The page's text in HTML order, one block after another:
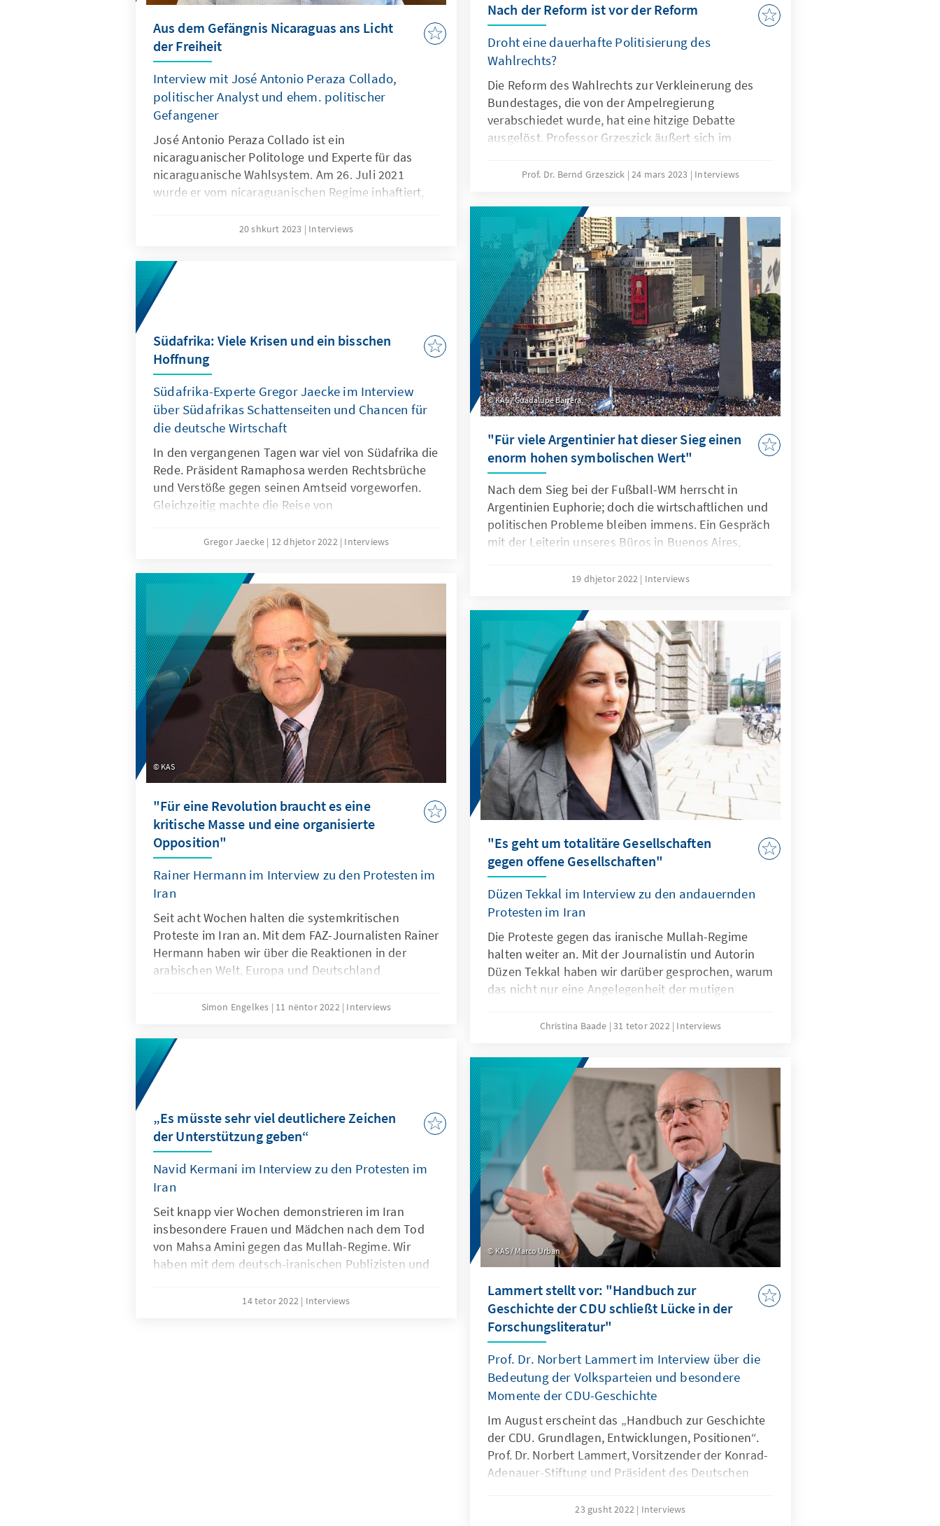
Nach der Reform ist vor der Reform
Droht eine dauerhafte Politisierung des
Wahlrechts?
Die Reform des Wahlrechts zur Verkleinerung des
Bundestages, die von der Ampelregierung
verabschiedet wurde, hat eine hitzige Debatte
ausgelöst. Professor Grzeszick äußert sich im
ob wir uns auf „amerikanische Verhältnisse“
Prof. Dr. Bernd Grzeszick 24 mars 2023 Interviews
Aus dem Gefängnis Nicaraguas ans Licht
der Freiheit
Interview mit José Antonio Peraza Collado,
politischer Analyst und ehem. politischer
Gefangener
José Antonio Peraza Collado ist ein
nicaraguanischer Politologe und Experte für das
nicaraguanische Wahlsystem. Am 26. Juli 2021
wurde er vom nicaraguanischen Regime inhaftiert,
teilgenommen hatte, in der er die politische Lage in
politischen Gefangenen, die am 9. Februar
freigelassen und in die USA abgeschoben wurden.
Die KAS Costa Rica hat ihn nach seiner Freilassung
Gaiser, Leiterin der KAS in Costa Rica und Sergio
Araya, Projektmanager der KAS Costa Rica.
20 shkurt 2023 Interviews
KAS / Guadalupe Barrera
"Für viele Argentinier hat dieser Sieg einen
enorm hohen symbolischen Wert"
Nach dem Sieg bei der Fußball-WM herrscht in
Argentinien Euphorie; doch die wirtschaftlichen und
politischen Probleme bleiben immens. Ein Gespräch
mit der Leiterin unseres Büros in Buenos Aires,
19 dhjetor 2022 Interviews
Südafrika: Viele Krisen und ein bisschen
Hoffnung
Südafrika-Experte Gregor Jaecke im Interview
über Südafrikas Schattenseiten und Chancen für
die deutsche Wirtschaft
In den vergangenen Tagen war viel von Südafrika die
Rede. Präsident Ramaphosa werden Rechtsbrüche
und Verstöße gegen seinen Amtseid vorgeworfen.
Gleichzeitig machte die Reise von
Stellung als führende Wirtschaftsmacht auf dem
verbundene Hoffnung, grüne Energieträger
zugunsten des Kontinents und auch Deutschlands
massiv auszubauen. Wir sprechen mit Gregor
Jaecke, der in Kürze als Auslandsmitarbeiter der
Konrad-Adenauer-Stiftung seinen Posten in der
Republik Südafrika antreten wird, und nutzen die
Gelegenheit, um über die allgemeine politische und
sozioökonomische Lage sowie über die zahlreichen
Herausforderungen, denen das Land am Kap
gegenübersteht, zu reden.
Gregor Jaecke 12 dhjetor 2022 Interviews
KAS
"Für eine Revolution braucht es eine
kritische Masse und eine organisierte
Opposition"
Rainer Hermann im Interview zu den Protesten im
Iran
Seit acht Wochen halten die systemkritischen
Proteste im Iran an. Mit dem FAZ-Journalisten Rainer
Hermann haben wir über die Reaktionen in der
arabischen Welt, Europa und Deutschland
Bundesregierung tun könnte, um die
Simon Engelkes 11 nëntor 2022 Interviews
"Es geht um totalitäre Gesellschaften
gegen offene Gesellschaften"
Düzen Tekkal im Interview zu den andauernden
Protesten im Iran
Die Proteste gegen das iranische Mullah-Regime
halten weiter an. Mit der Journalistin und Autorin
Düzen Tekkal haben wir darüber gesprochen, warum
das nicht nur eine Angelegenheit der mutigen
und wie Deutschland und Europa sie noch stärker in
Christina Baade 31 tetor 2022 Interviews
„Es müsste sehr viel deutlichere Zeichen
der Unterstützung geben“
Navid Kermani im Interview zu den Protesten im
Iran
Seit knapp vier Wochen demonstrieren im Iran
insbesondere Frauen und Mädchen nach dem Tod
von Mahsa Amini gegen das Mullah-Regime. Wir
haben mit dem deutsch-iranischen Publizisten und
Buchhandels Navid Kermani über seine Erwartungen
14 tetor 2022 Interviews
KAS / Marco Urban
Lammert stellt vor: "Handbuch zur
Geschichte der CDU schließt Lücke in der
Forschungsliteratur"
Prof. Dr. Norbert Lammert im Interview über die
Bedeutung der Volksparteien und besondere
Momente der CDU-Geschichte
Im August erscheint das „Handbuch zur Geschichte
der CDU. Grundlagen, Entwicklungen, Positionen“.
Prof. Dr. Norbert Lammert, Vorsitzender der Konrad-
Adenauer-Stiftung und Präsident des Deutschen
thematischen Schwerpunkte des Buches und
23 gusht 2022 Interviews